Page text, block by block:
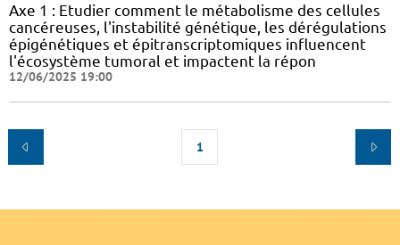
Axe 1 : Etudier comment le métabolisme des cellules
cancéreuses, l'instabilité génétique, les dérégulations
épigénétiques et épitranscriptomiques influencent
l'écosystème tumoral et impactent la répon
12/06/2025 19:00
1